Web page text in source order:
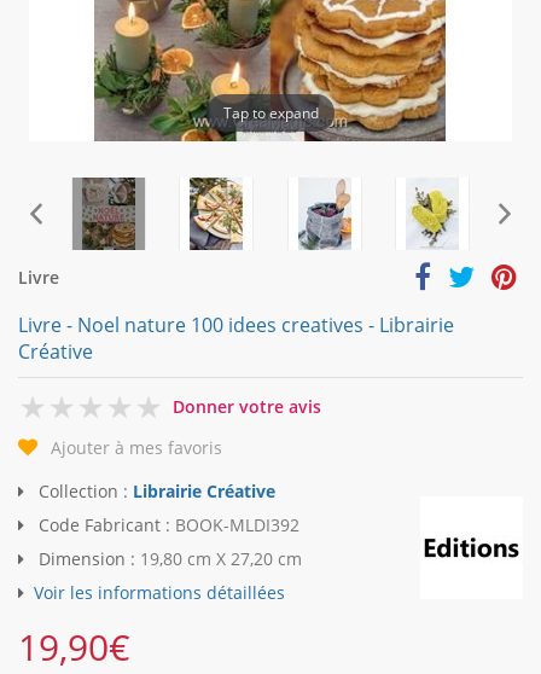
Tap to expand
Livre
Livre - Noel nature 100 idees creatives - Librairie
Créative
0
Donner votre avis
Ajouter à mes favoris
Collection : Librairie Créative
Code Fabricant : BOOK-MLDI392
Dimension : 19,80 cm X 27,20 cm
Voir les informations détaillées
19,90€